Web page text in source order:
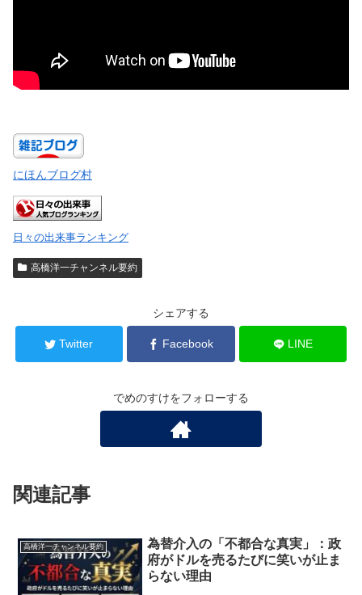
にほんブログ村
日々の出来事ランキング
高橋洋一チャンネル要約
シェアする
Twitter Facebook LINE
でめのすけをフォローする
関連記事
高橋洋一チャンネル要約
為替介入の「不都合な真実」：政
府がドルを売るたびに笑いが止ま
らない理由